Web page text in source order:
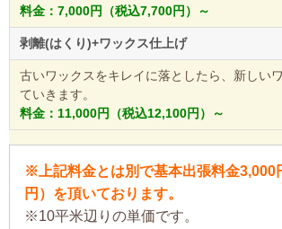
料金：7,000円（税込7,700円）～
剥離(はくり)+ワックス仕上げ
古いワックスをキレイに落としたら、新しい
ていきます。
料金：11,000円（税込12,100円）～
※上記料金とは別で基本出張料金3,000
円）を頂いております。
※10平米辺りの単価です。